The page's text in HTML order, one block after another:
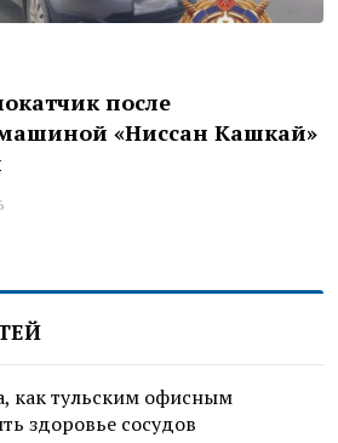
после
«Ниссан Кашкай»
как тульским офисным
здоровье сосудов